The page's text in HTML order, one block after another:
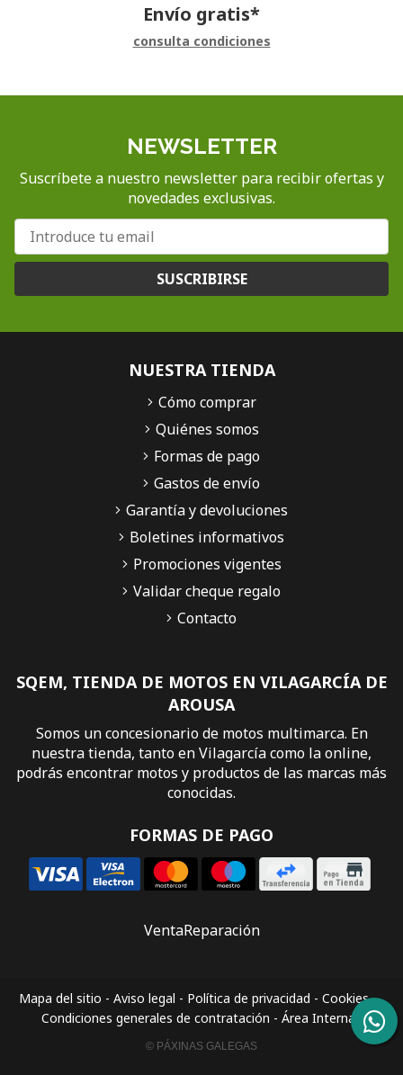
Envío gratis*
consulta condiciones
NEWSLETTER
Suscríbete a nuestro newsletter para recibir ofertas y
novedades exclusivas.
SUSCRIBIRSE
SQEM, TIENDA DE MOTOS EN VILAGARCÍA DE
AROUSA
Somos un concesionario de motos multimarca. En
nuestra tienda, tanto en Vilagarcía como la online,
podrás encontrar motos y productos de las marcas más
conocidas.
FORMAS DE PAGO
NUESTRA TIENDA
Cómo comprar
Quiénes somos
Formas de pago
Gastos de envío
Garantía y devoluciones
Boletines informativos
Promociones vigentes
Validar cheque regalo
Contacto
VentaReparación
Mapa del sitio - Aviso legal - Política de privacidad - Cookies-
Condiciones generales de contratación - Área Interna
© PÁXINAS GALEGAS